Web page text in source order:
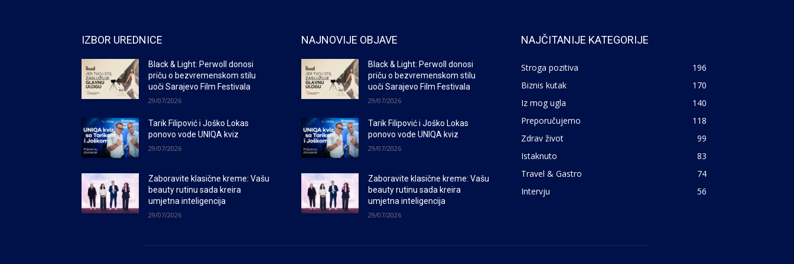
IZBOR UREDNICE
Black & Light: Perwoll donosi
priču o bezvremenskom stilu
uoči Sarajevo Film Festivala
29/07/2026
Tarik Filipović i Joško Lokas
ponovo vode UNIQA kviz
29/07/2026
Zaboravite klasične kreme: Vašu
beauty rutinu sada kreira
umjetna inteligencija
29/07/2026
NAJNOVIJE OBJAVE
Black & Light: Perwoll donosi
priču o bezvremenskom stilu
uoči Sarajevo Film Festivala
29/07/2026
Tarik Filipović i Joško Lokas
ponovo vode UNIQA kviz
29/07/2026
Zaboravite klasične kreme: Vašu
beauty rutinu sada kreira
umjetna inteligencija
29/07/2026
NAJČITANIJE KATEGORIJE
Stroga pozitiva
196
Biznis kutak
170
Iz mog ugla
140
Preporučujemo
118
Zdrav život
99
Istaknuto
83
Travel & Gastro
74
Intervju
56